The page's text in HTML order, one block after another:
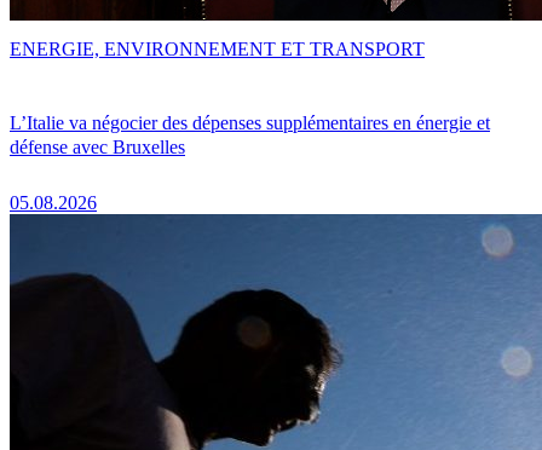
L’Italie va négocier des dépenses supplémentaires en énergie et
défense avec Bruxelles
05.08.2026
ENERGIE, ENVIRONNEMENT ET TRANSPORT